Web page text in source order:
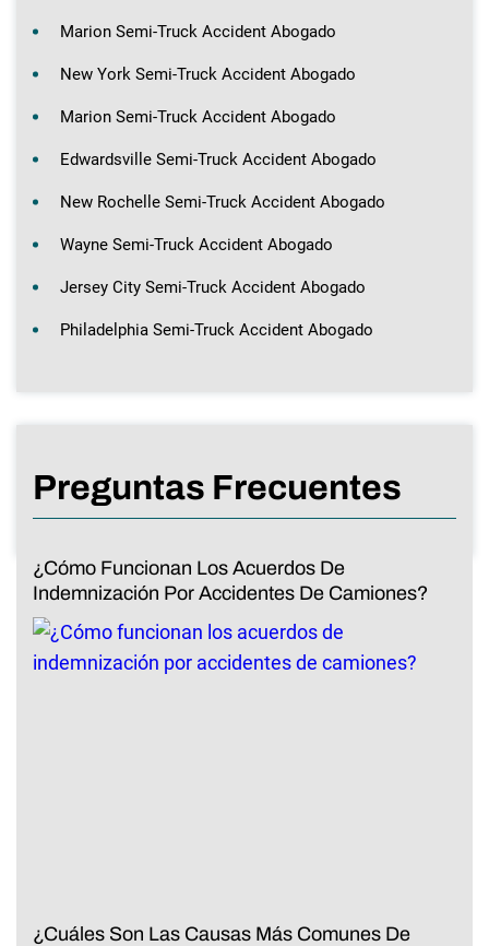
Marion Semi-Truck Accident Abogado
New York Semi-Truck Accident Abogado
Marion Semi-Truck Accident Abogado
Edwardsville Semi-Truck Accident Abogado
New Rochelle Semi-Truck Accident Abogado
Wayne Semi-Truck Accident Abogado
Jersey City Semi-Truck Accident Abogado
Philadelphia Semi-Truck Accident Abogado
Preguntas Frecuentes
¿Cómo Funcionan Los Acuerdos De
Indemnización Por Accidentes De Camiones?
¿Cuáles Son Las Causas Más Comunes De